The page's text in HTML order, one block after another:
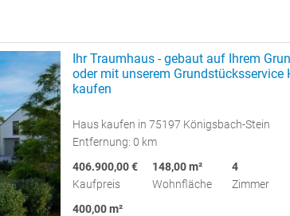
Ihr Traumhaus - gebaut auf Ihrem
oder mit unserem Grundstücksservice
kaufen
Haus kaufen in 75197 Königsbach-Stein
Entfernung: 0 km
406.900,00 €
Kaufpreis
148,00 m²
Wohnfläche
4
Zimmer
400,00 m²